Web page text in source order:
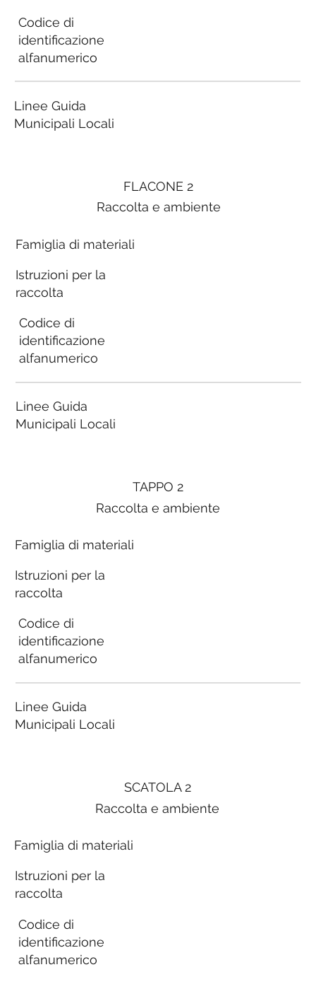
FLACONE 2
Raccolta e ambiente
Famiglia di materiali
Istruzioni per la
raccolta
Codice di
identificazione
alfanumerico
Linee Guida
Municipali Locali
SCATOLA 2
Raccolta e ambiente
Famiglia di materiali
Istruzioni per la
raccolta
Codice di
identificazione
alfanumerico
Codice di
identificazione
alfanumerico
Linee Guida
Municipali Locali
TAPPO 2
Raccolta e ambiente
Famiglia di materiali
Istruzioni per la
raccolta
Codice di
identificazione
alfanumerico
Linee Guida
Municipali Locali